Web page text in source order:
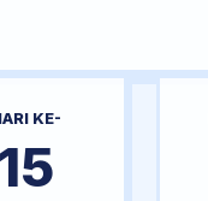
KE-
15